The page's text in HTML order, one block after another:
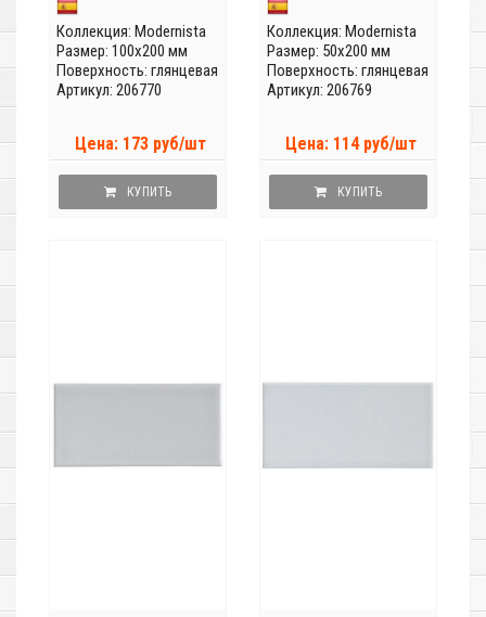
Коллекция: Modernista
Размер: 100x200 мм
Поверхность: глянцевая
Артикул: 206770
Цена: 173 руб/шт
КУПИТЬ
Коллекция: Modernista
Размер: 50x200 мм
Поверхность: глянцевая
Артикул: 206769
Цена: 114 руб/шт
КУПИТЬ